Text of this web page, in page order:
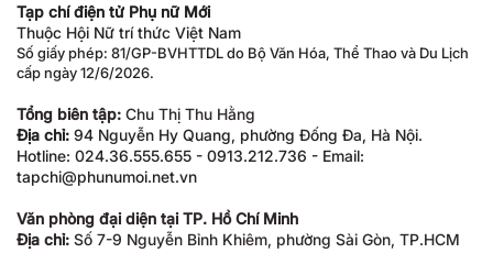
Tạp chí điện tử Phụ nữ Mới
Thuộc Hội Nữ trí thức Việt Nam
Số giấy phép: 81/GP-BVHTTDL do Bộ Văn Hóa, Thể Thao và Du Lịch
cấp ngày 12/6/2026.
Tổng biên tập: Chu Thị Thu Hằng
Địa chỉ: 94 Nguyễn Hy Quang, phường Đống Đa, Hà Nội.
Hotline: 024.36.555.655 - 0913.212.736 - Email:
tapchi@phunumoi.net.vn
Văn phòng đại diện tại TP. Hồ Chí Minh
Địa chỉ: Số 7-9 Nguyễn Bỉnh Khiêm, phường Sài Gòn, TP.HCM